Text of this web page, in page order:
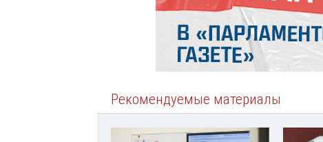
Рекомендуемые материалы